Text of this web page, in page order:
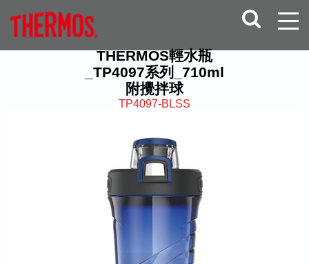
THERMOS輕水瓶
_TP4097系列_710ml
附攪拌球
TP4097-BLSS